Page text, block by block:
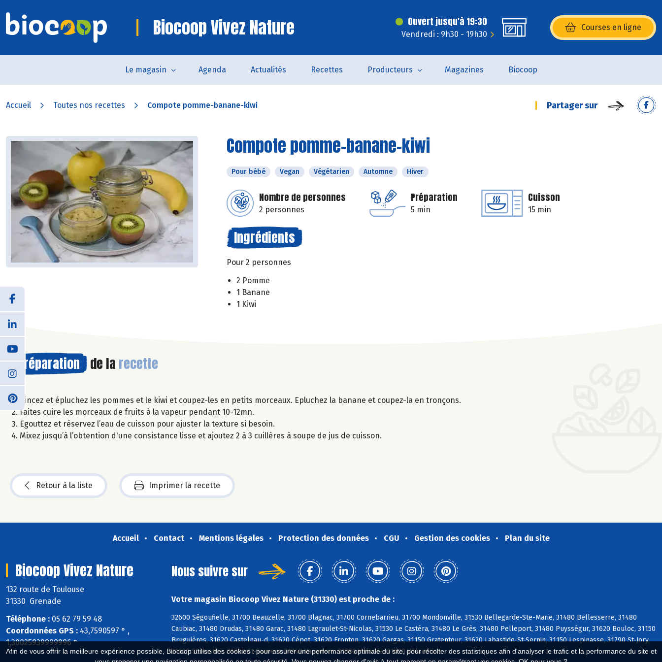
Afin de vous offrir la meilleure expérience possible, Biocoop utilise des cookies : pour assurer une performance optimale du site, pour récolter des statistiques afin d'analyser le trafic et la performance du site et
Biocoop Vivez Nature Ouvert jusqu'à 19:30
Vendredi : 9h30 - 19h30
Courses en ligne
(s’ouvre dans une nouvelle
Le magasin Agenda Actualités Recettes Producteurs Magazines Biocoop
Accueil Toutes nos recettes Compote pomme-banane-kiwi Partager sur
Compote pomme-banane-kiwi
Pour bébé Vegan Végétarien Automne Hiver
Nombre de personnes
2 personnes
Préparation
5 min
Cuisson
15 min
Ingrédients
Pour 2 personnes
2 Pomme
1 Banane
1 Kiwi
Préparation de la recette
Rincez et épluchez les pommes et le kiwi et coupez-les en petits morceaux. Epluchez la banane et coupez-la en tronçons.
Faites cuire les morceaux de fruits à la vapeur pendant 10-12mn.
Egouttez et réservez l’eau de cuisson pour ajuster la texture si besoin.
Mixez jusqu’à l’obtention d'une consistance lisse et ajoutez 2 à 3 cuillères à soupe de jus de cuisson.
Retour à la liste Imprimer la recette
Accueil Contact Mentions légales Protection des données CGU Gestion des cookies Plan du site
Biocoop Vivez Nature
132 route de Toulouse
31330 Grenade
Téléphone : 05 62 79 59 48
Coordonnées GPS : 43,7590597 ° ,
1,30025939999996 °
Nous suivre sur
Votre magasin Biocoop Vivez Nature (31330) est proche de :
32600 Ségoufielle, 31700 Beauzelle, 31700 Blagnac, 31700 Cornebarrieu, 31700 Mondonville, 31530 Bellegarde-Ste-Marie, 31480 Bellesserre, 31480
Caubiac, 31480 Drudas, 31480 Garac, 31480 Lagraulet-St-Nicolas, 31530 Le Castéra, 31480 Le Grès, 31480 Pelleport, 31480 Puysségur, 31620 Bouloc, 31150
Bruguières, 31620 Castelnau-d, 31620 Cépet, 31620 Fronton, 31620 Gargas, 31150 Gratentour, 31620 Labastide-St-Sernin, 31150 Lespinasse, 31790 St-Jory,
31620 St-Rustice, 31790 St-Sauveur, 31340 Vacquiers, 31380 Villariès, 31620 Villaudric